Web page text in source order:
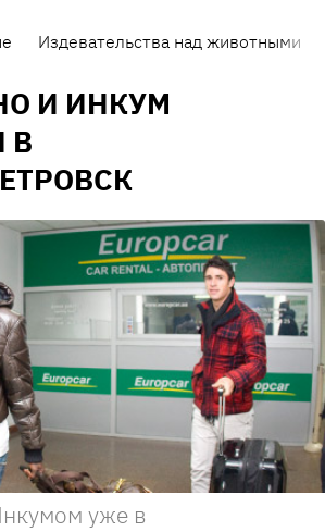
Издевательства над животными
И ИНКУМ
В
уже в